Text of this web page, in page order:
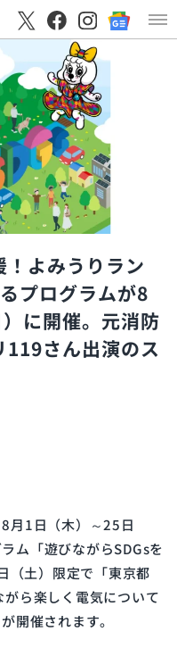
よみうりラン
プログラムが8
に開催。元消防
さん出演のス
月1日（木）～25日
ム「遊びながらSDGsを
（土）限定で「東京都
ら楽しく電気について
開催されます。